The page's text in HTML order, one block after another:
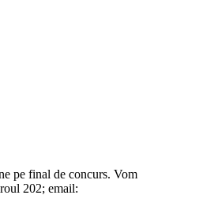
pe final de concurs. Vom
202; email: